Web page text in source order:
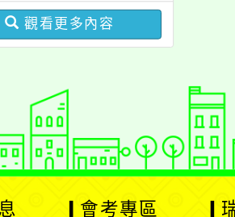
飛航活動規定
觀看更多內容
會考專區